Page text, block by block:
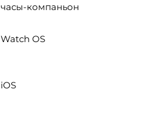
часы-компаньон
Watch OS
iOS